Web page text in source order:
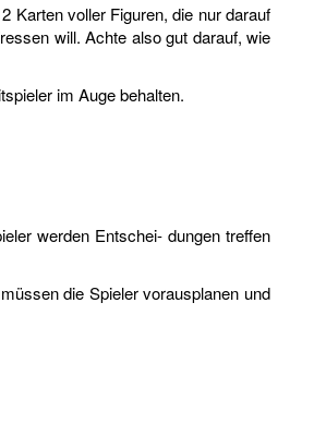
Karten voller Figuren, die nur darauf
will. Achte also gut darauf, wie
im Auge behalten.
werden Entschei- dungen treffen
die Spieler vorausplanen und